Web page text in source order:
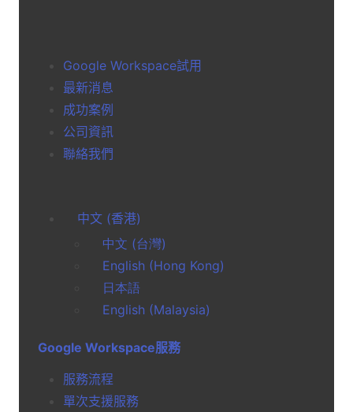
Google Workspace試用
最新消息
成功案例
公司資訊
聯絡我們
中文 (香港)
中文 (台灣)
English (Hong Kong)
日本語
English (Malaysia)
Google Workspace服務
服務流程
單次支援服務